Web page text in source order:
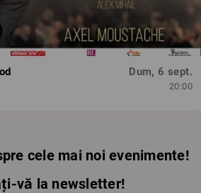
Dum, 6 sept.
20:00
cele mai noi evenimente!
vă la newsletter!